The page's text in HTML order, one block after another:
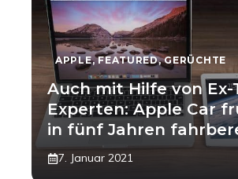
APPLE,FEATURED,GERÜCHTE
Auch mit Hilfe von Ex-
Experten: Apple Car
in fünf Jahren
7. Januar 2021